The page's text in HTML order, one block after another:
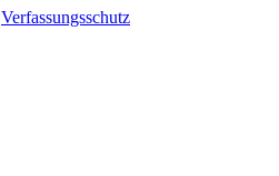
Verfassungsschutz